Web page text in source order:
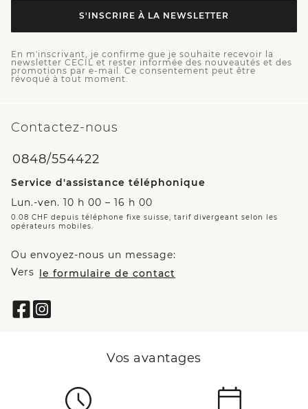
S'INSCRIRE À LA NEWSLETTER
En m'inscrivant, je confirme que je souhaite recevoir la
newsletter CECIL et rester informée des nouveautés et des
promotions par e-mail. Ce consentement peut être
révoqué à tout moment.
Contactez-nous
0848/554422
Service d'assistance téléphonique
Lun.-ven. 10 h 00 – 16 h 00
0.08 CHF depuis téléphone fixe suisse, tarif divergeant selon les
opérateurs mobiles.
Ou envoyez-nous un message:
Vers le formulaire de contact
Vos avantages